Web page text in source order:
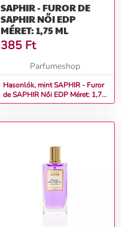
SAPHIR - FUROR DE
SAPHIR NŐI EDP
MÉRET: 1,75 ML
385 Ft
Parfumeshop
Hasonlók, mint SAPHIR - Furor
de SAPHIR Női EDP Méret: 1,75
ml